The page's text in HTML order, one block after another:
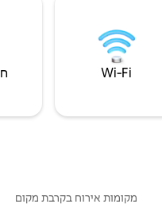
Wi‑Fi
מקומות אירוח בקרבת מקום